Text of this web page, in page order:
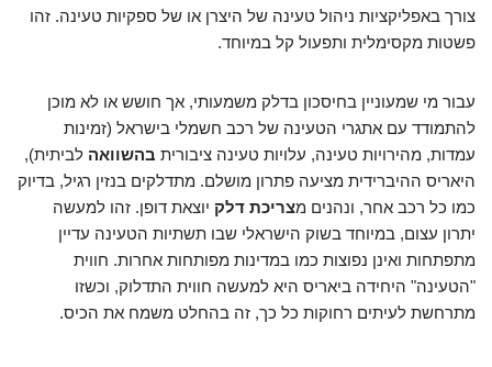
צורך באפליקציות ניהול טעינה של היצרן או של ספקיות טעינה. זהו
פשטות מקסימלית ותפעול קל במיוחד.
עבור מי שמעוניין בחיסכון בדלק משמעותי, אך חושש או לא מוכן
להתמודד עם אתגרי הטעינה של רכב חשמלי בישראל (זמינות
עמדות, מהירויות טעינה, עלויות טעינה ציבורית בהשוואה לביתית),
היאריס ההיברידית מציעה פתרון מושלם. מתדלקים בנזין רגיל, בדיוק
כמו כל רכב אחר, ונהנים מצריכת דלק יוצאת דופן. זהו למעשה
יתרון עצום, במיוחד בשוק הישראלי שבו תשתיות הטעינה עדיין
מתפתחות ואינן נפוצות כמו במדינות מפותחות אחרות. חווית
"הטעינה" היחידה ביאריס היא למעשה חווית התדלוק, וכשזו
מתרחשת לעיתים רחוקות כל כך, זה בהחלט משמח את הכיס.